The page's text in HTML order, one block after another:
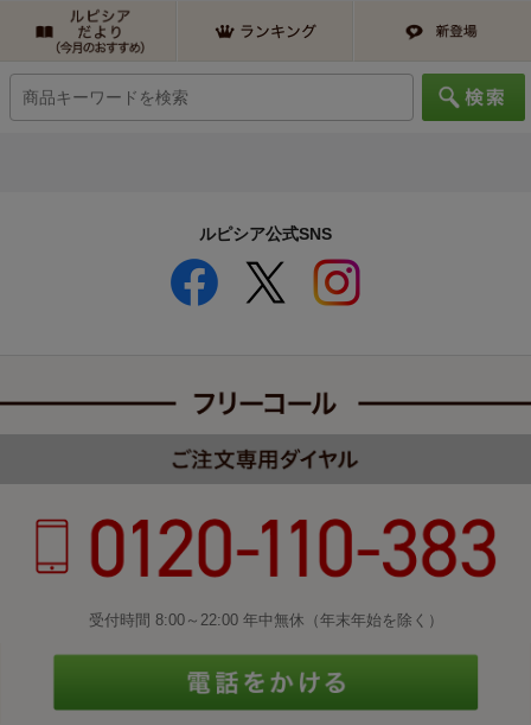
ルピシア公式SNS
受付時間 8:00～22:00 年中無休（年末年始を除く）